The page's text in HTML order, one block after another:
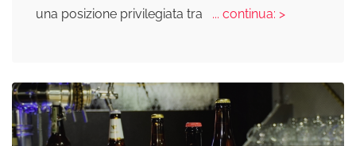
una posizione privilegiata tra
... continua: >